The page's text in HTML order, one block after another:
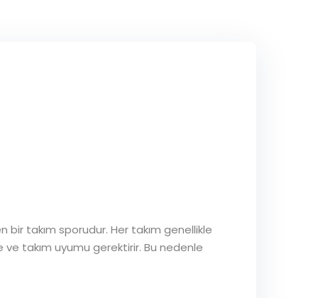
bir takım sporudur. Her takım genellikle
ve takım uyumu gerektirir. Bu nedenle